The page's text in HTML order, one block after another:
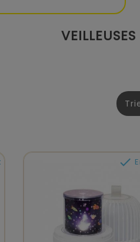
VEILLEUSES
